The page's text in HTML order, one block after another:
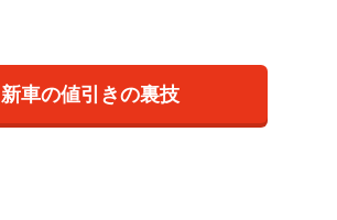
新車の値引きの裏技